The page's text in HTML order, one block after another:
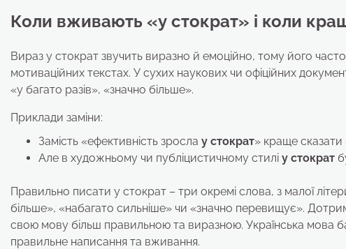
Коли вживають «у стократ» і коли
Вираз у стократ звучить виразно й емоційно, тому його
мотиваційних текстах. У сухих наукових чи офіційних
«у багато разів», «значно більше».
Приклади заміни:
Замість «ефективність зросла у стократ» краще сказати
Але в художньому чи публіцистичному стилі у стократ
Правильно писати у стократ – три окремі слова, з малої
більше», «набагато сильніше» чи «значно перевищує».
свою мову більш правильною та виразною. Українська мова
правильне написання та вживання.